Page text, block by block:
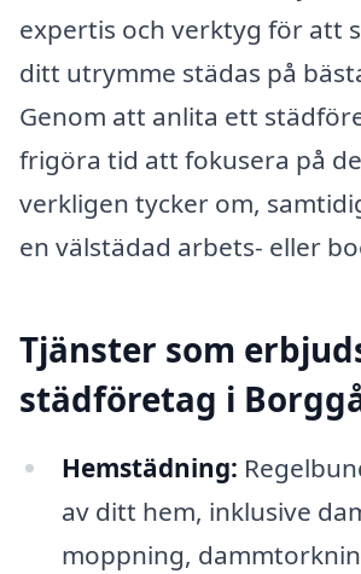
expertis och verktyg för att
ditt utrymme städas på
Genom att anlita ett
frigöra tid att fokusera på
verkligen tycker om,
en välstädad arbets- eller
Tjänster som
städföretag i
Hemstädning:
av ditt hem, inklusive
moppning,